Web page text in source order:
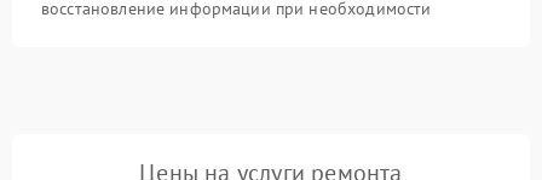
восстановление информации при необходимости
Цены на услуги ремонта